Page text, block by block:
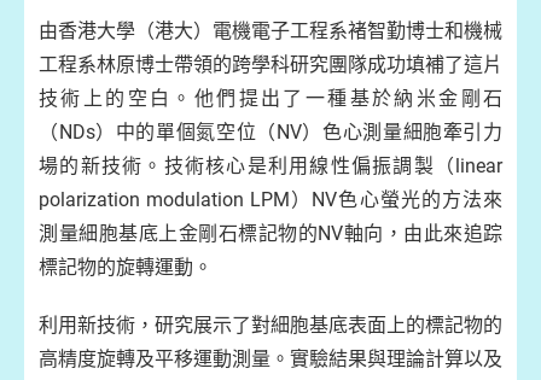
由香港大學（港大）電機電子工程系褚智勤博士和機械
工程系林原博士帶領的跨學科研究團隊成功填補了這片
技術上的空白。他們提出了一種基於納米金剛石
（NDs）中的單個氮空位（NV）色心測量細胞牽引力
場的新技術。技術核心是利用線性偏振調製（linear
polarization modulation LPM）NV色心螢光的方法來
測量細胞基底上金剛石標記物的NV軸向，由此來追踪
標記物的旋轉運動。
利用新技術，研究展示了對細胞基底表面上的標記物的
高精度旋轉及平移運動測量。實驗結果與理論計算以及